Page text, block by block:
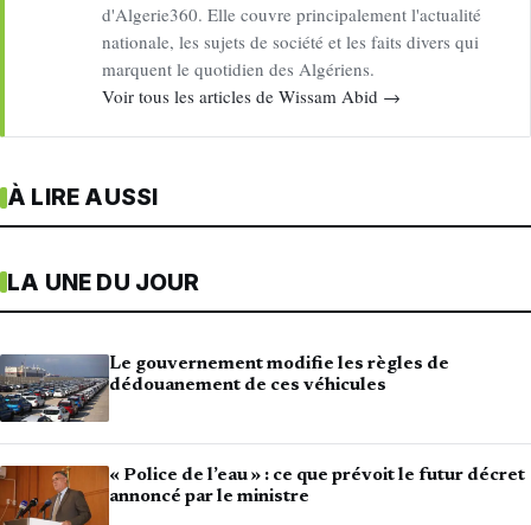
d'Algerie360. Elle couvre principalement l'actualité
nationale, les sujets de société et les faits divers qui
marquent le quotidien des Algériens.
Voir tous les articles de Wissam Abid →
À LIRE AUSSI
LA UNE DU JOUR
Le gouvernement modifie les règles de
dédouanement de ces véhicules
« Police de l’eau » : ce que prévoit le futur décret
annoncé par le ministre